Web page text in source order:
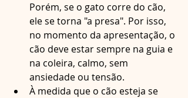
Porém, se o gato corre do cão,
ele se torna "a presa". Por isso,
no momento da apresentação, o
cão deve estar sempre na guia e
na coleira, calmo, sem
ansiedade ou tensão.
À medida que o cão esteja se